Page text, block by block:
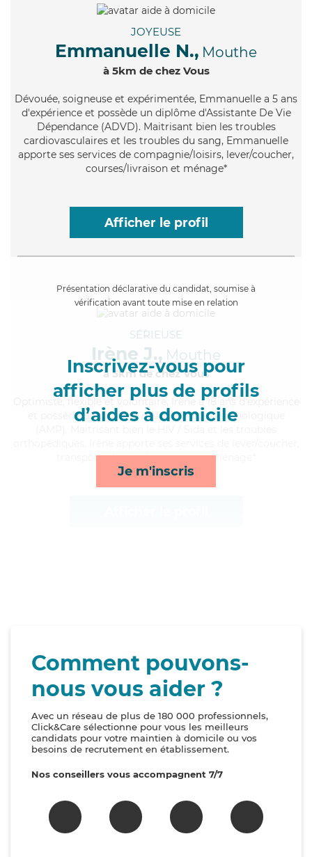
JOYEUSE
Emmanuelle N., Mouthe
à 5km de chez Vous
Dévouée, soigneuse et expérimentée, Emmanuelle a 5 ans
d'expérience et possède un diplôme d'Assistante De Vie
Dépendance (ADVD). Maitrisant bien les troubles
cardiovasculaires et les troubles du sang, Emmanuelle
apporte ses services de compagnie/loisirs, lever/coucher,
courses/livraison et ménage*
Afficher le profil
Présentation déclarative du candidat, soumise à
vérification avant toute mise en relation
Inscrivez-vous pour
afficher plus de profils
d’aides à domicile
Je m'inscris
SÉRIEUSE
Irène J., Mouthe
à 5km de chez Vous
, flexible et volontaire, Irène a 18 ans d'expérience
et possède un diplôme d'Aide Médico-Psychologique
transports, lessive/repassage et ménage*
Comment pouvons-
nous vous aider ?
Avec un réseau de plus de 180 000 professionnels,
Click&Care sélectionne pour vous les meilleurs
candidats pour votre maintien à domicile ou vos
besoins de recrutement en établissement.
Nos conseillers vous accompagnent 7/7